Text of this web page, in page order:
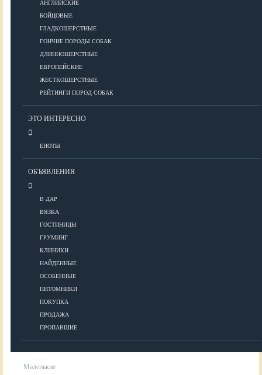
АНГЛИЙСКИЕ
БОЙЦОВЫЕ
ГЛАДКОШЕРСТНЫЕ
ГОНЧИЕ ПОРОДЫ СОБАК
ДЛИННОШЕРСТНЫЕ
ЕВРОПЕЙСКИЕ
ЖЕСТКОШЕРСТНЫЕ
РЕЙТИНГИ ПОРОД СОБАК
ЭТО ИНТЕРЕСНО
ЕНОТЫ
ОБЪЯВЛЕНИЯ
В ДАР
ВЯЗКА
ГОСТИНИЦЫ
ГРУМИНГ
КЛИНИКИ
НАЙДЕННЫЕ
ОСОБЕННЫЕ
ПИТОМНИКИ
ПОКУПКА
ПРОДАЖА
ПРОПАВШИЕ
Корма холистик класса
Корма эконом класса
Кормление щенков
Диетическое и лечебное кормление
УХОД
Гигиена
Уход за шерстью
Аксессуары для ухода за собакой
Маленькие